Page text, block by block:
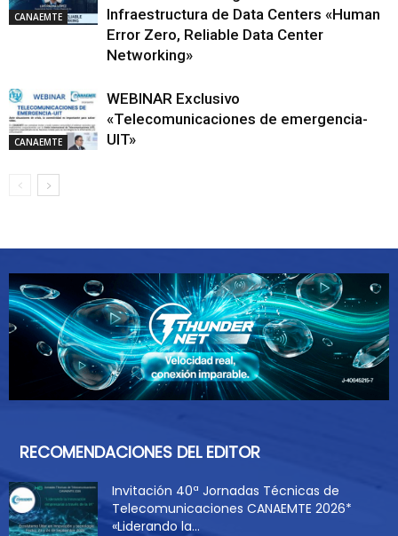
CANAEMTE
Infraestructura de Data Centers «Human
Error Zero, Reliable Data Center
Networking»
CANAEMTE
WEBINAR Exclusivo
«Telecomunicaciones de emergencia-
UIT»
RECOMENDACIONES DEL EDITOR
Invitación 40ª Jornadas Técnicas de
Telecomunicaciones CANAEMTE 2026*
«Liderando la...